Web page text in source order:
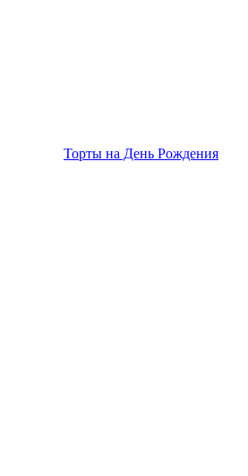
Торты на День Рождения